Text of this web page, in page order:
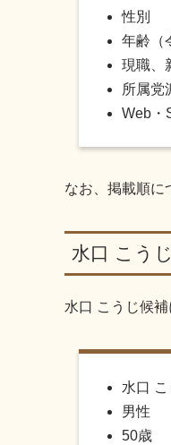
性別
年齢（
現職、
所属党
Web・
なお、掲載順に
水口 こう
水口 こうじ候補
水口
男性
50歳